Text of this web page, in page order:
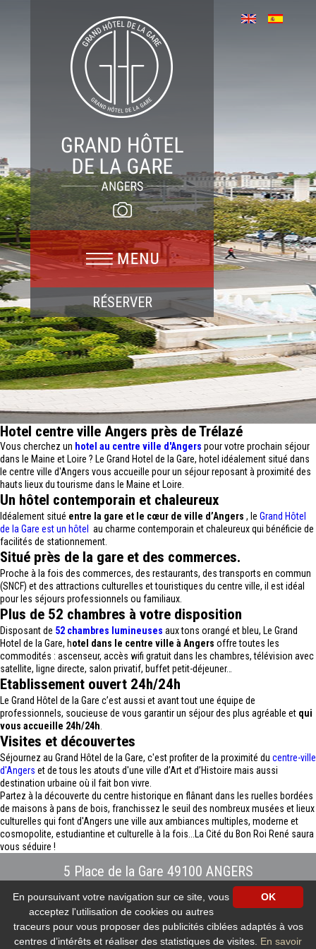
RÉSERVER
Hotel centre ville Angers près de Trélazé
Vous cherchez un hotel au centre ville d'Angers pour votre prochain séjour
dans le Maine et Loire ? Le Grand Hotel de la Gare, hotel idéalement situé dans
le centre ville d'Angers vous accueille pour un séjour reposant à proximité des
hauts lieux du tourisme dans le Maine et Loire.
Un hôtel contemporain et chaleureux
Idéalement situé entre la gare et le cœur de ville d’Angers , le Grand Hôtel
de la Gare est un hôtel
au charme contemporain et chaleureux qui bénéficie de
facilités de stationnement.
Situé près de la gare et des commerces.
Proche à la fois des commerces, des restaurants, des transports en commun
(SNCF) et des attractions culturelles et touristiques du centre ville, il est idéal
pour les séjours professionnels ou familiaux.
Plus de 52 chambres à votre disposition
Disposant de 52 chambres lumineuses aux tons orangé et bleu, Le Grand
Hotel de la Gare, hotel dans le centre ville à Angers offre toutes les
commodités : ascenseur, accès wifi gratuit dans les chambres, télévision avec
satellite, ligne directe, salon privatif, buffet petit-déjeuner…
Etablissement ouvert 24h/24h
Le Grand Hôtel de la Gare c’est aussi et avant tout une équipe de
professionnels, soucieuse de vous garantir un séjour des plus agréable et qui
vous accueille 24h/24h
Visites et découvertes
Séjournez au Grand Hôtel de la Gare, c'est profiter de la proximité du centre-ville
d'Angers et de tous les atouts d'une ville d’Art et d’Histoire mais aussi
destination urbaine où il fait bon vivre.
Partez à la découverte du centre historique en flânant dans les ruelles bordées
de maisons à pans de bois, franchissez le seuil des nombreux musées et lieux
culturelles qui font d'Angers une ville aux ambiances multiples, moderne et
cosmopolite, estudiantine et culturelle à la fois...La Cité du Bon Roi René saura
vous séduire !
5 Place de la Gare 49100 ANGERS
info@hotel-angers.fr
www.grandhoteldelagare-angers.com
Création et référencement Site internet E-comouest - ANGERS
Mentions légales-Plan du site- Galerie photos-Protection des données
personnelles
Nos flux RSS
OK
En poursuivant votre navigation sur ce site, vous
acceptez l'utilisation de cookies ou autres
traceurs pour vous proposer des publicités ciblées adaptés à vos
centres d’intérêts et réaliser des statistiques de visites. En savoir